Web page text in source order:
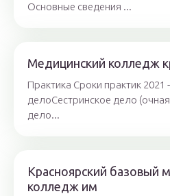
Основные сведения ...
Медицинский колледж
Практика Сроки практик 2021
делоСестринское дело
дело...
Красноярский базовый
колледж им